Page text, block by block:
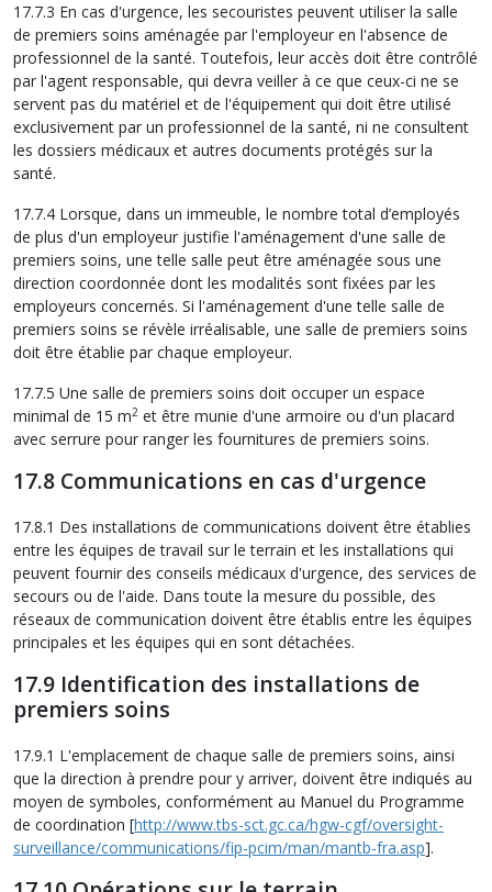
17.7.3 En cas d'urgence, les secouristes peuvent utiliser la salle
de premiers soins aménagée par l'employeur en l'absence de
professionnel de la santé. Toutefois, leur accès doit être contrôlé
par l'agent responsable, qui devra veiller à ce que ceux-ci ne se
servent pas du matériel et de l'équipement qui doit être utilisé
exclusivement par un professionnel de la santé, ni ne consultent
les dossiers médicaux et autres documents protégés sur la
santé.
17.7.4 Lorsque, dans un immeuble, le nombre total d’employés
de plus d'un employeur justifie l'aménagement d'une salle de
premiers soins, une telle salle peut être aménagée sous une
direction coordonnée dont les modalités sont fixées par les
employeurs concernés. Si l'aménagement d'une telle salle de
premiers soins se révèle irréalisable, une salle de premiers soins
doit être établie par chaque employeur.
17.7.5 Une salle de premiers soins doit occuper un espace
minimal de 15 m2 et être munie d'une armoire ou d'un placard
avec serrure pour ranger les fournitures de premiers soins.
17.8 Communications en cas d'urgence
17.8.1 Des installations de communications doivent être établies
entre les équipes de travail sur le terrain et les installations qui
peuvent fournir des conseils médicaux d'urgence, des services de
secours ou de l'aide. Dans toute la mesure du possible, des
réseaux de communication doivent être établis entre les équipes
principales et les équipes qui en sont détachées.
17.9 Identification des installations de
premiers soins
17.9.1 L'emplacement de chaque salle de premiers soins, ainsi
que la direction à prendre pour y arriver, doivent être indiqués au
moyen de symboles, conformément au Manuel du Programme
de coordination [http://www.tbs-sct.gc.ca/hgw-cgf/oversight-
surveillance/communications/fip-pcim/man/mantb-fra.asp].